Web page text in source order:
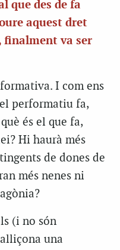
que des de fa
aquest dret
finalment va ser
I com ens
performatiu fa,
és el que fa,
Hi haurà més
de dones de
més nenes ni
(i no són
una